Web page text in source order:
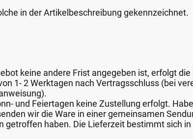
in der Artikelbeschreibung gekennzeichnet.
keine andere Frist angegeben ist, erfolgt
1- 2 Werktagen nach Vertragsschluss (bei
und Feiertagen keine Zustellung erfolgt.
wir die Ware in einer gemeinsamen
getroffen haben. Die Lieferzeit bestimmt sich